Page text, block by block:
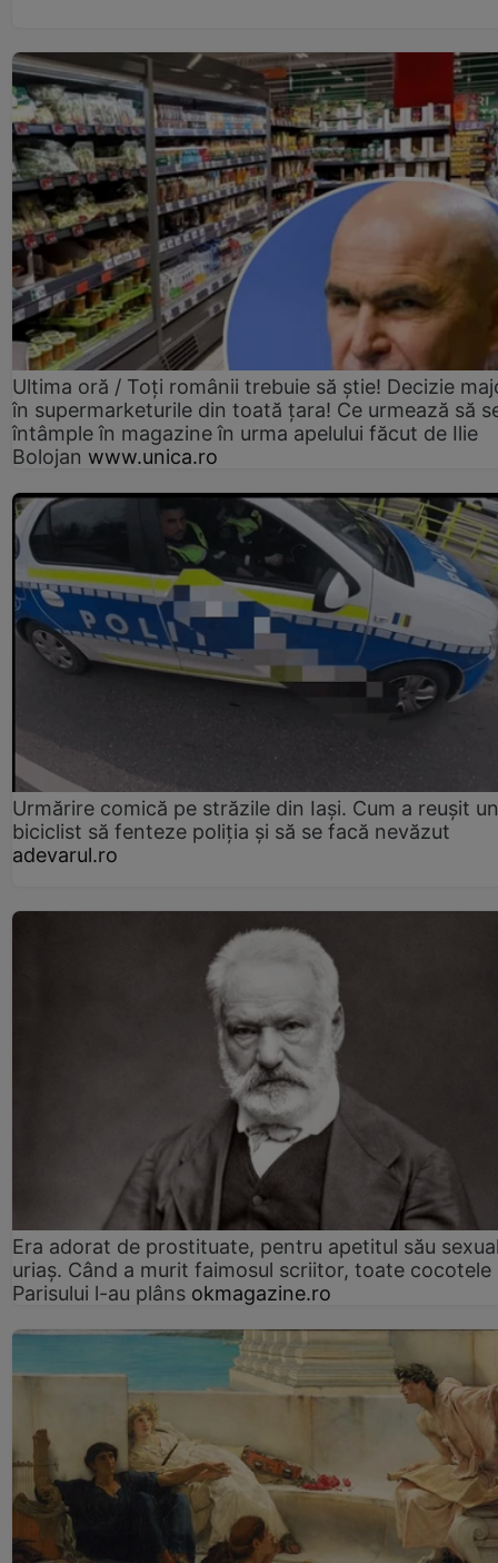
Ultima oră / Toți românii trebuie să știe! Decizie
în supermarketurile din toată țara! Ce urmează să
întâmple în magazine în urma apelului făcut de Ilie
Bolojan www.unica.ro
Urmărire comică pe străzile din Iași. Cum a reușit un
biciclist să fenteze poliția și să se facă nevăzut
adevarul.ro
Era adorat de prostituate, pentru apetitul său
uriaș. Când a murit faimosul scriitor, toate cocotele
Parisului l-au plâns okmagazine.ro